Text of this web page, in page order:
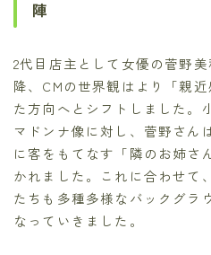
陣
2代目店主として女優の菅野
降、CMの世界観はより「親
た方向へとシフトしました。
マドンナ像に対し、菅野さん
に客をもてなす「隣のお姉さ
かれました。これに合わせて
たちも多種多様なバックグラ
なっていきました。